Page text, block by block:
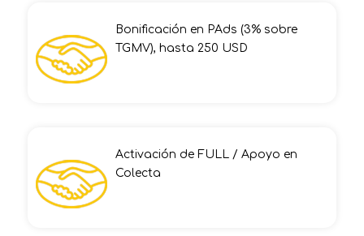
Bonificación en PAds (3% sobre
TGMV), hasta 250 USD
Activación de FULL / Apoyo en
Colecta